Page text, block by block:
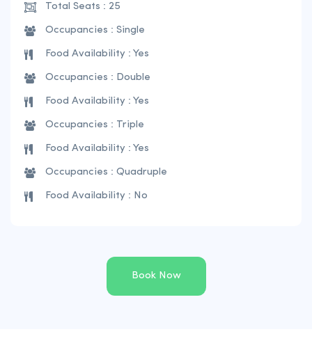
Total Seats : 25
Occupancies : Single
Food Availability : Yes
Occupancies : Double
Food Availability : Yes
Occupancies : Triple
Food Availability : Yes
Occupancies : Quadruple
Food Availability : No
Book Now